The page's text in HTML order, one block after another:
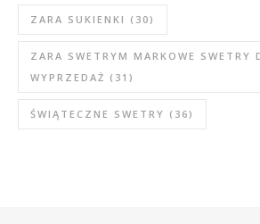
ZARA SUKIENKI (30)
ZARA SWETRYM MARKOWE SWETRY
WYPRZEDAŻ (31)
ŚWIĄTECZNE SWETRY (36)